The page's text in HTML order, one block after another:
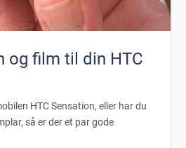
og film til din HTC
HTC Sensation, eller har du
så er der et par gode